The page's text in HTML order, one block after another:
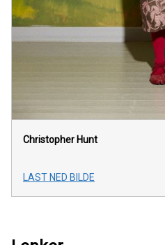
Christopher Hunt
LAST NED BILDE